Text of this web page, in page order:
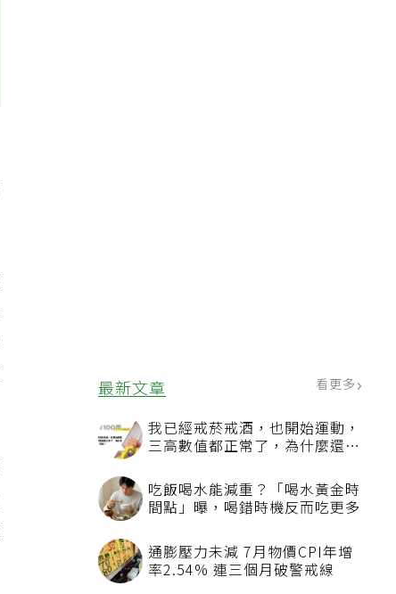
最新文章 看更多
我已經戒菸戒酒，也開始運動，
三高數值都正常了，為什麼還不
吃飯喝水能減重？「喝水黃金時
間點」曝，喝錯時機反而吃更多
通膨壓力未減 7月物價CPI年增
率2.54% 連三個月破警戒線